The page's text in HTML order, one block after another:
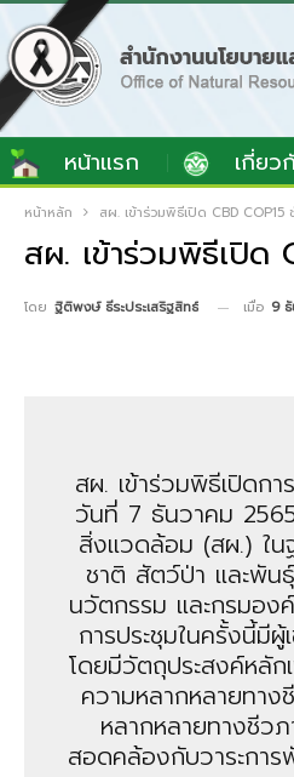
หน้าแรก เกี่ยว
หน้าหลัก สผ. เข้าร่วมพิธีเปิด CBD COP15
สผ. เข้าร่วมพิธีเปิด
โดย ฐิติพงษ์ ธีระประเสริฐสิทธ์ เมื่อ 9
สผ. เข้าร่วมพิธีเปิดก
วันที่ 7 ธันวาคม
สิ่งแวดล้อม (สผ.) ใ
ชาติ สัตว์ป่า และพัน
นวัตกรรม และกรมอง
การประชุมในครั้งนี้มี
โดยมีวัตถุประสงค์หลัก
ความหลากหลายทา
หลากหลายทางชีว
สอดคล้องกับวาระกา